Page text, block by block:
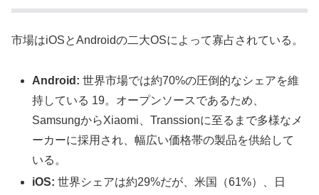
市場はiOSとAndroidの二大OSによって寡占されている。
Android: 世界市場では約70%の圧倒的なシェアを維
持している 19。オープンソースであるため、
SamsungからXiaomi、Transsionに至るまで多様なメ
ーカーに採用され、幅広い価格帯の製品を供給して
いる。
iOS: 世界シェアは約29%だが、米国（61%）、日